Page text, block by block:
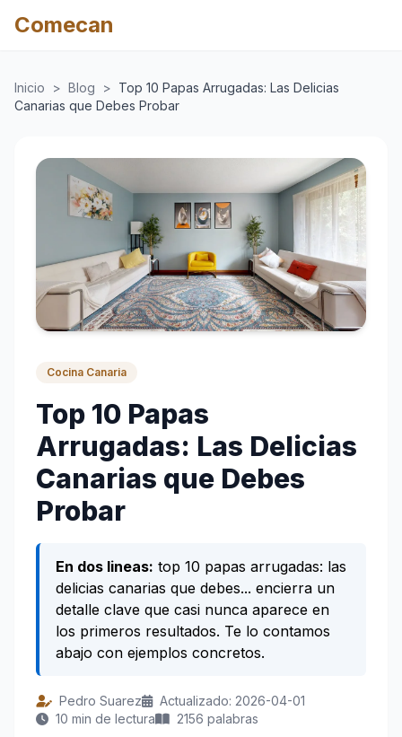
Comecan
Inicio > Blog > Top 10 Papas Arrugadas: Las Delicias
Canarias que Debes Probar
Cocina Canaria
Top 10 Papas
Arrugadas: Las Delicias
Canarias que Debes
Probar
En dos lineas: top 10 papas arrugadas: las
delicias canarias que debes... encierra un
detalle clave que casi nunca aparece en
los primeros resultados. Te lo contamos
abajo con ejemplos concretos.
Pedro Suarez
Actualizado: 2026-04-01
10 min de lectura
2156 palabras